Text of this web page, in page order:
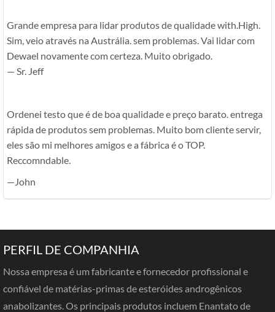
Grande empresa para lidar produtos de qualidade with.High.
Sim, veio através na Austrália. sem problemas. Vai lidar com
Dewael novamente com certeza. Muito obrigado.
— Sr. Jeff
Ordenei testo que é de boa qualidade e preço barato. entrega
rápida de produtos sem problemas. Muito bom cliente servir,
eles são mi melhores amigos e a fábrica é o TOP.
Reccomndable.
—John
PERFIL DE COMPANHIA
Nossa empresa é um fabricante e fornecedor profissional e
confiável de matérias-primas de esteróides androgênicos
anabolizantes. Os principais produtos incluem Enantato de